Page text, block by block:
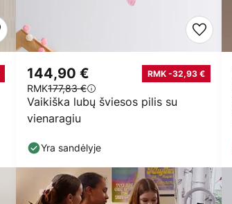
Vaikiška lubų šviesos pilis su
vienaragiu
144,90 € RMK -32,93 €
RMK177,83 €
Yra sandėlyje